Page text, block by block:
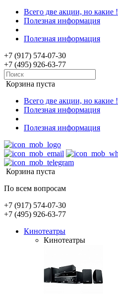
Всего две акции, но какие !
Полезная информация
Полезная информация
+7 (917) 574-07-30
+7 (495) 926-63-77
Корзина пуста
Всего две акции, но какие !
Полезная информация
Полезная информация
Корзина пуста
По всем вопросам
+7 (917) 574-07-30
+7 (495) 926-63-77
Кинотеатры
Кинотеатры